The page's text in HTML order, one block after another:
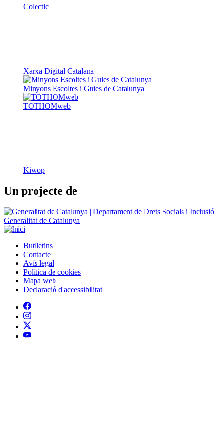
Colectic
Xarxa Digital Catalana
Minyons Escoltes i Guies de Catalunya
TOTHOMweb
Generalitat de Catalunya
Peu
Butlletins
Contacte
Avís legal
Política de cookies
Mapa web
Declaració d'accessibilitat